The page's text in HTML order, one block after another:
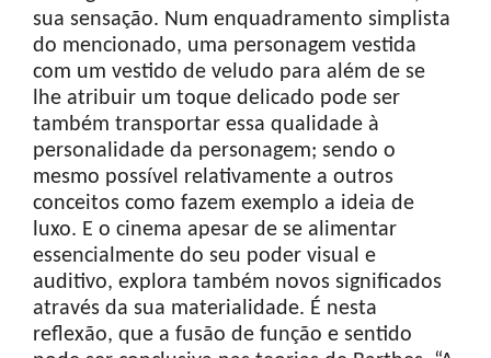
sua sensação. Num enquadramento simplista
do mencionado, uma personagem vestida
com um vestido de veludo para além de se
lhe atribuir um toque delicado pode ser
também transportar essa qualidade à
personalidade da personagem; sendo o
mesmo possível relativamente a outros
conceitos como fazem exemplo a ideia de
luxo. E o cinema apesar de se alimentar
essencialmente do seu poder visual e
auditivo, explora também novos significados
através da sua materialidade. É nesta
reflexão, que a fusão de função e sentido